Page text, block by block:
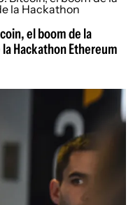
el boom de la
Hackathon Ethereum